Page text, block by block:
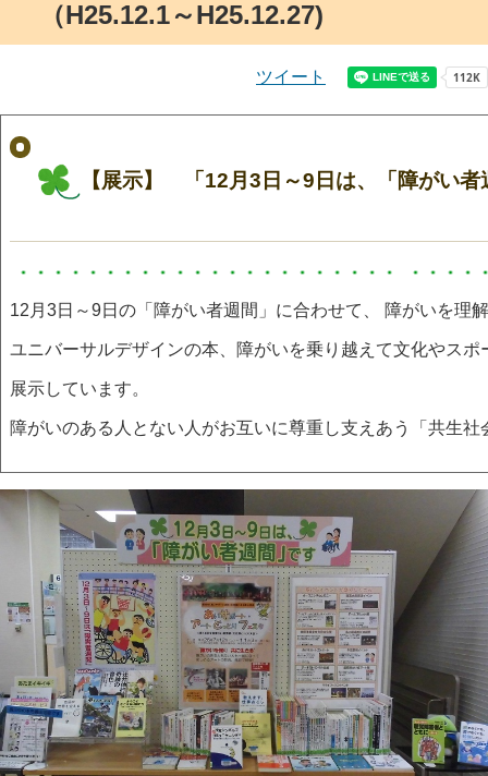
（H25.12.1～H25.12.27)
ツイート
【展示】 「12月3日～9日は、「障がい
12月3日～9日の「障がい者週間」に合わせて、 障がいを理
ユニバーサルデザインの本、障がいを乗り越えて文化やス
展示しています。
障がいのある人とない人がお互いに尊重し支えあう「共生